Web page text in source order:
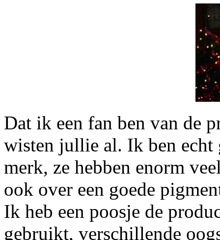
Dat ik een fan ben van de
wisten jullie al. Ik ben echt
merk, ze hebben enorm
ook over een goede
Ik heb een poosje de
gebruikt, verschillende